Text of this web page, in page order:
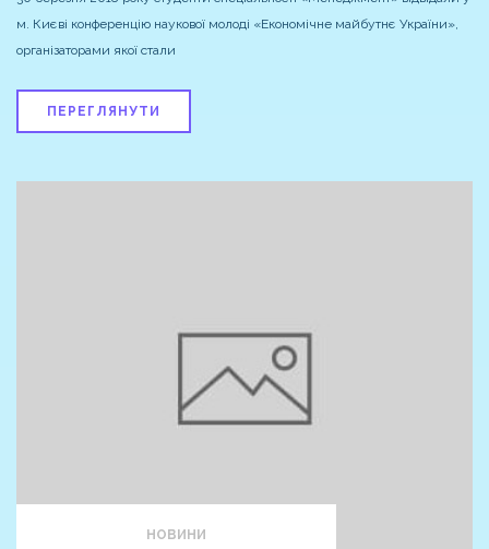
м. Києві конференцію наукової молоді «Економічне майбутнє України»,
організаторами якої стали
ПЕРЕГЛЯНУТИ
НОВИНИ